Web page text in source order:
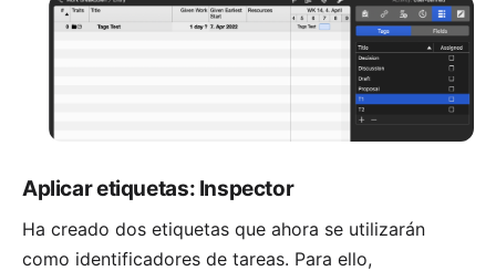
Aplicar etiquetas: Inspector
Ha creado dos etiquetas que ahora se utilizarán
como identificadores de tareas. Para ello,